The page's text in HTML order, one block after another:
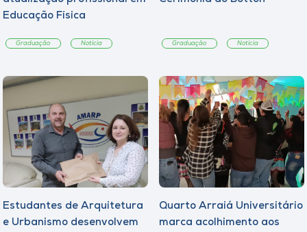
Educação Física
Graduação Notícia Graduação Notícia
Estudantes de Arquitetura
e Urbanismo desenvolvem
Quarto Arraiá Universitário
marca acolhimento aos